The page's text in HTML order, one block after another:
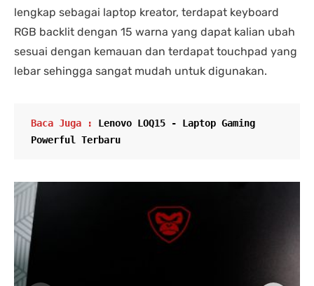
lengkap sebagai laptop kreator, terdapat keyboard
RGB backlit dengan 15 warna yang dapat kalian ubah
sesuai dengan kemauan dan terdapat touchpad yang
lebar sehingga sangat mudah untuk digunakan.
Baca Juga : Lenovo LOQ15 - Laptop Gaming
Powerful Terbaru